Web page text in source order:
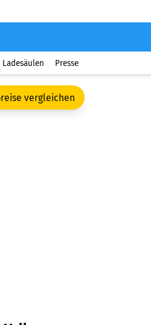
Ladesäulen Presse
vergleichen